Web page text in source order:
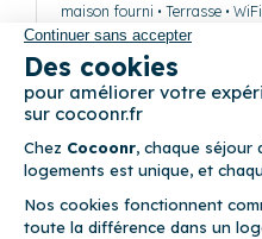
maison fourni • Terrasse • WiFi